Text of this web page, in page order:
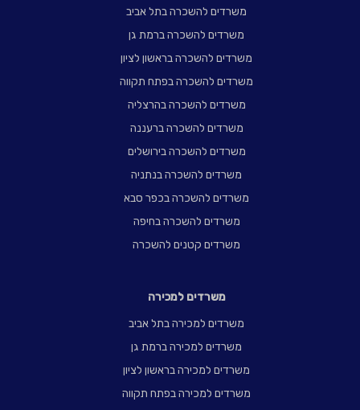
משרדים להשכרה בתל אביב
משרדים להשכרה ברמת גן
משרדים להשכרה בראשון לציון
משרדים להשכרה בפתח תקווה
משרדים להשכרה בהרצליה
משרדים להשכרה ברעננה
משרדים להשכרה בירושלים
משרדים להשכרה בנתניה
משרדים להשכרה בכפר סבא
משרדים להשכרה בחיפה
משרדים קטנים להשכרה
משרדים למכירה
משרדים למכירה בתל אביב
משרדים למכירה ברמת גן
משרדים למכירה בראשון לציון
משרדים למכירה בפתח תקווה